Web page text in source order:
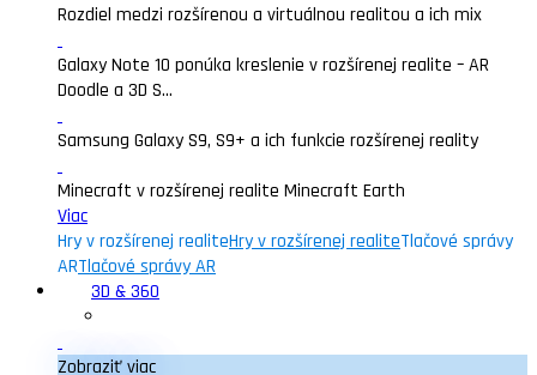
Rozdiel medzi rozšírenou a virtuálnou realitou a ich mix
Galaxy Note 10 ponúka kreslenie v rozšírenej realite – AR
Doodle a 3D S...
Samsung Galaxy S9, S9+ a ich funkcie rozšírenej reality
Minecraft v rozšírenej realite Minecraft Earth
Viac
Hry v rozšírenej realiteHry v rozšírenej realiteTlačové správy
ARTlačové správy AR
3D & 360
Zobraziť viac